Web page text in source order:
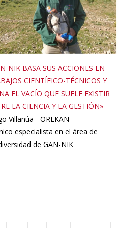
NIK BASA SUS ACCIONES EN
CIENTÍFICO-TÉCNICOS Y
EL VACÍO QUE SUELE EXISTIR
LA CIENCIA Y LA GESTIÓN»
Villanúa - OREKAN
especialista en el área de
de GAN-NIK